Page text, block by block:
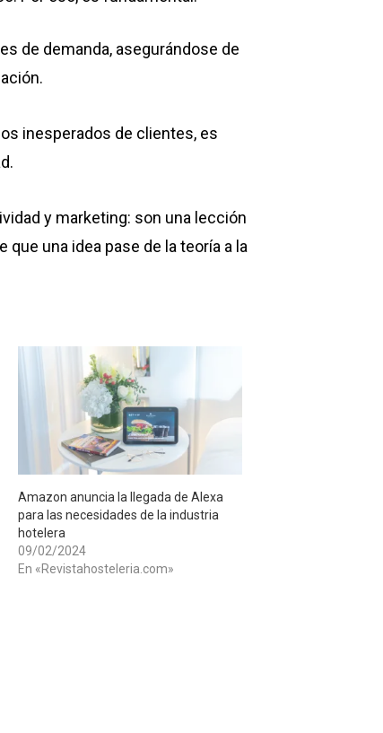
de demanda, asegurándose de
inesperados de clientes, es
y marketing: son una lección
una idea pase de la teoría a la
Amazon anuncia la llegada de Alexa
para las necesidades de la industria
hotelera
09/02/2024
En «Revistahosteleria.com»